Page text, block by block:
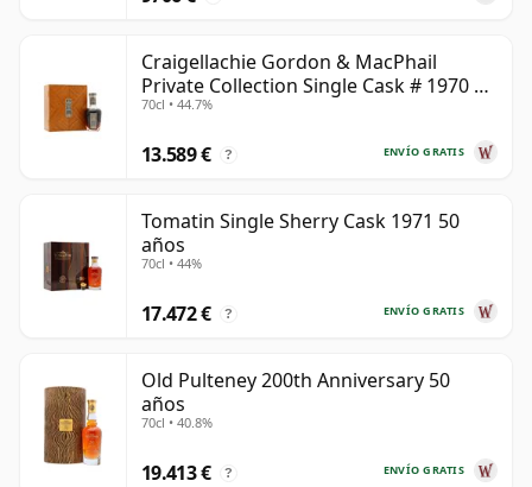
Craigellachie Gordon & MacPhail
Private Collection Single Cask # 1970 50
años
70cl • 44.7%
ENVÍO GRATIS
13.589 € ?
Tomatin Single Sherry Cask 1971 50
años
70cl • 44%
ENVÍO GRATIS
17.472 € ?
Old Pulteney 200th Anniversary 50
años
70cl • 40.8%
ENVÍO GRATIS
19.413 € ?